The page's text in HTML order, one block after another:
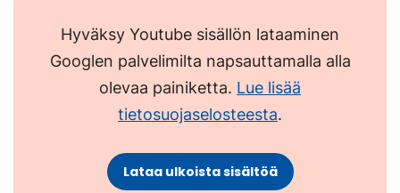
Hyväksy Youtube sisällön lataaminen
Googlen palvelimilta napsauttamalla alla
olevaa painiketta. Lue lisää
tietosuojaselosteesta.
Lataa ulkoista sisältöä